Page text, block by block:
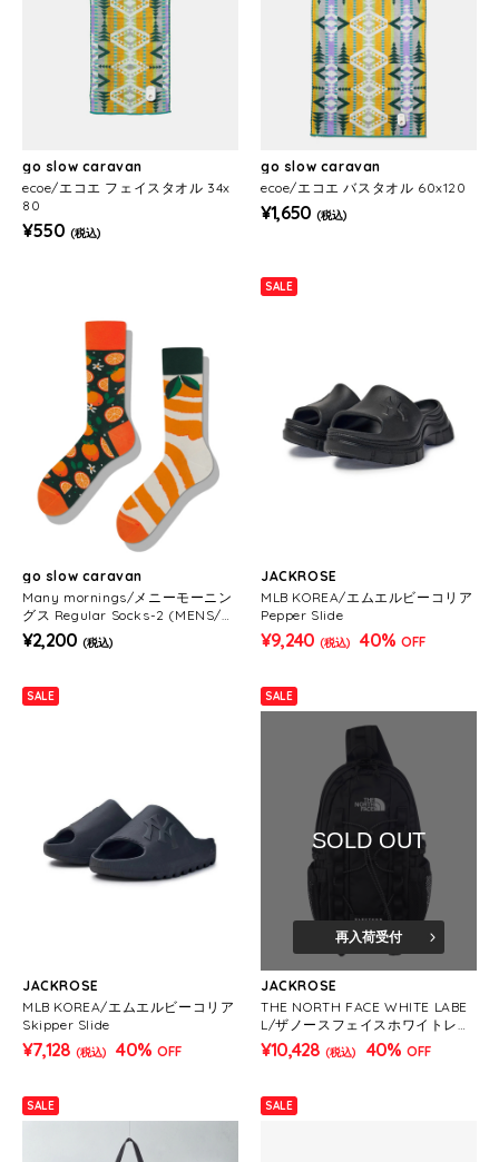
go slow caravan
ecoe/エコエ フェイスタオル 34x
80
¥550 (税込)
go slow caravan
ecoe/エコエ バスタオル 60x120
¥1,650 (税込)
go slow caravan
Many mornings/メニーモーニン
グス Regular Socks-2 (MENS/W
OMENS)
¥2,200 (税込)
SALE
JACKROSE
MLB KOREA/エムエルビーコリア
Pepper Slide
¥9,240 (税込) 40% OFF
SALE
JACKROSE
MLB KOREA/エムエルビーコリア
Skipper Slide
¥7,128 (税込) 40% OFF
SALE
SOLD OUT
再入荷受付
JACKROSE
THE NORTH FACE WHITE LABE
L/ザノースフェイスホワイトレー
ベル スーパーワンウェイ-BAG
¥10,428 (税込) 40% OFF
SALE SALE